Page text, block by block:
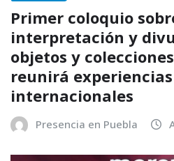
Primer coloquio
interpretación y
objetos y
reunirá
internacionales
Presencia en Puebla